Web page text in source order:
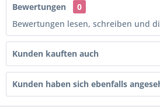
Bewertungen
0
Bewertungen lesen, schreiben und
Kunden kauften auch
Kunden haben sich ebenfalls